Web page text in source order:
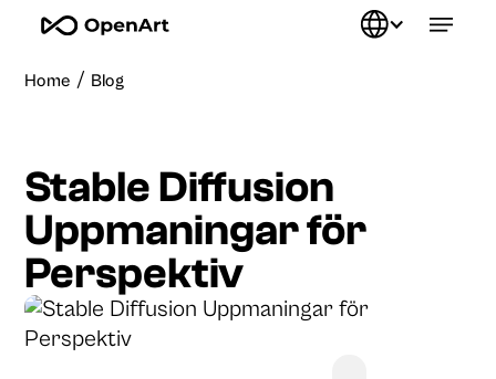
Home / Blog
Stable Diffusion
Uppmaningar för
Perspektiv